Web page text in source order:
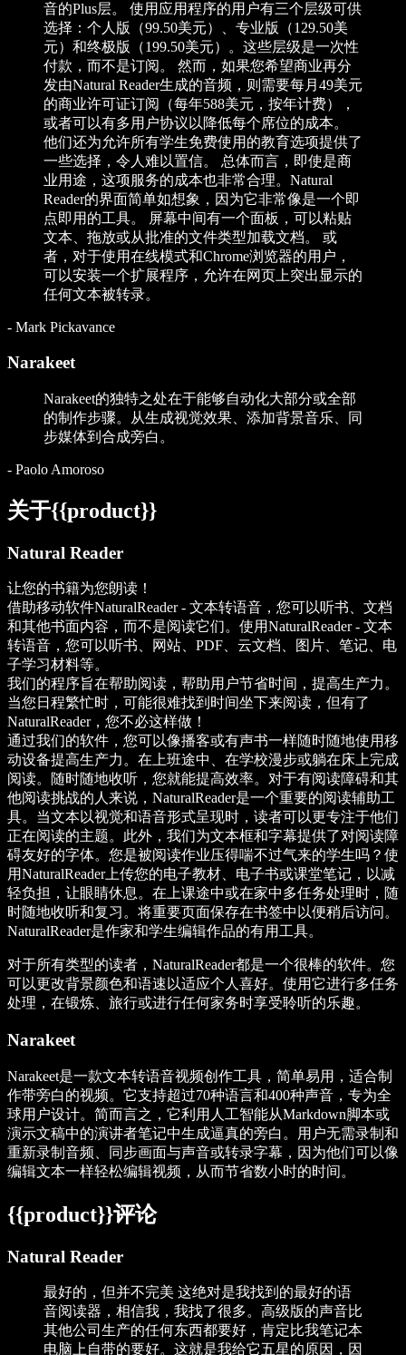
音的Plus层。 使用应用程序的用户有三个层级可供
选择：个人版（99.50美元）、专业版（129.50美
元）和终极版（199.50美元）。这些层级是一次性
付款，而不是订阅。 然而，如果您希望商业再分
发由Natural Reader生成的音频，则需要每月49美元
的商业许可证订阅（每年588美元，按年计费），
或者可以有多用户协议以降低每个席位的成本。
他们还为允许所有学生免费使用的教育选项提供了
一些选择，令人难以置信。 总体而言，即使是商
业用途，这项服务的成本也非常合理。Natural
Reader的界面简单如想象，因为它非常像是一个即
点即用的工具。 屏幕中间有一个面板，可以粘贴
文本、拖放或从批准的文件类型加载文档。 或
者，对于使用在线模式和Chrome浏览器的用户，
可以安装一个扩展程序，允许在网页上突出显示的
任何文本被转录。
- Mark Pickavance
Narakeet
Narakeet的独特之处在于能够自动化大部分或全部
的制作步骤。从生成视觉效果、添加背景音乐、同
步媒体到合成旁白。
- Paolo Amoroso
关于{{product}}
Natural Reader
让您的书籍为您朗读！
借助移动软件NaturalReader - 文本转语音，您可以听书、文档
和其他书面内容，而不是阅读它们。使用NaturalReader - 文本
转语音，您可以听书、网站、PDF、云文档、图片、笔记、电
子学习材料等。
我们的程序旨在帮助阅读，帮助用户节省时间，提高生产力。
当您日程繁忙时，可能很难找到时间坐下来阅读，但有了
NaturalReader，您不必这样做！
通过我们的软件，您可以像播客或有声书一样随时随地使用移
动设备提高生产力。在上班途中、在学校漫步或躺在床上完成
阅读。随时随地收听，您就能提高效率。对于有阅读障碍和其
他阅读挑战的人来说，NaturalReader是一个重要的阅读辅助工
具。当文本以视觉和语音形式呈现时，读者可以更专注于他们
正在阅读的主题。此外，我们为文本框和字幕提供了对阅读障
碍友好的字体。您是被阅读作业压得喘不过气来的学生吗？使
用NaturalReader上传您的电子教材、电子书或课堂笔记，以减
轻负担，让眼睛休息。在上课途中或在家中多任务处理时，随
时随地收听和复习。将重要页面保存在书签中以便稍后访问。
NaturalReader是作家和学生编辑作品的有用工具。
对于所有类型的读者，NaturalReader都是一个很棒的软件。您
可以更改背景颜色和语速以适应个人喜好。使用它进行多任务
处理，在锻炼、旅行或进行任何家务时享受聆听的乐趣。
Narakeet
Narakeet是一款文本转语音视频创作工具，简单易用，适合制
作带旁白的视频。它支持超过70种语言和400种声音，专为全
球用户设计。简而言之，它利用人工智能从Markdown脚本或
演示文稿中的演讲者笔记中生成逼真的旁白。用户无需录制和
重新录制音频、同步画面与声音或转录字幕，因为他们可以像
编辑文本一样轻松编辑视频，从而节省数小时的时间。
{{product}}评论
Natural Reader
最好的，但并不完美 这绝对是我找到的最好的语
音阅读器，相信我，我找了很多。高级版的声音比
其他公司生产的任何东西都要好，肯定比我笔记本
电脑上自带的要好。这就是我给它五星的原因，因